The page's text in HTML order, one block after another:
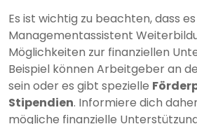
Es ist wichtig zu beachten, dass
Managementassistent
Möglichkeiten zur finanziellen
Beispiel können Arbeitgeber an
sein oder es gibt spezielle
Stipendien. Informiere dich
mögliche finanzielle